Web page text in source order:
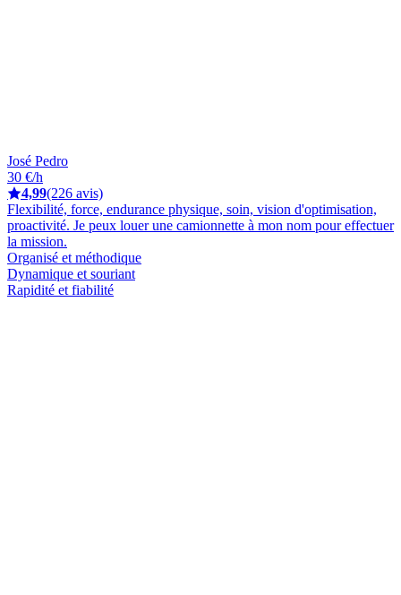
José Pedro
30 €/h
4,99(226 avis)
Flexibilité, force, endurance physique, soin, vision d'optimisation,
proactivité. Je peux louer une camionnette à mon nom pour effectuer
la mission.
Organisé et méthodique
Dynamique et souriant
Rapidité et fiabilité